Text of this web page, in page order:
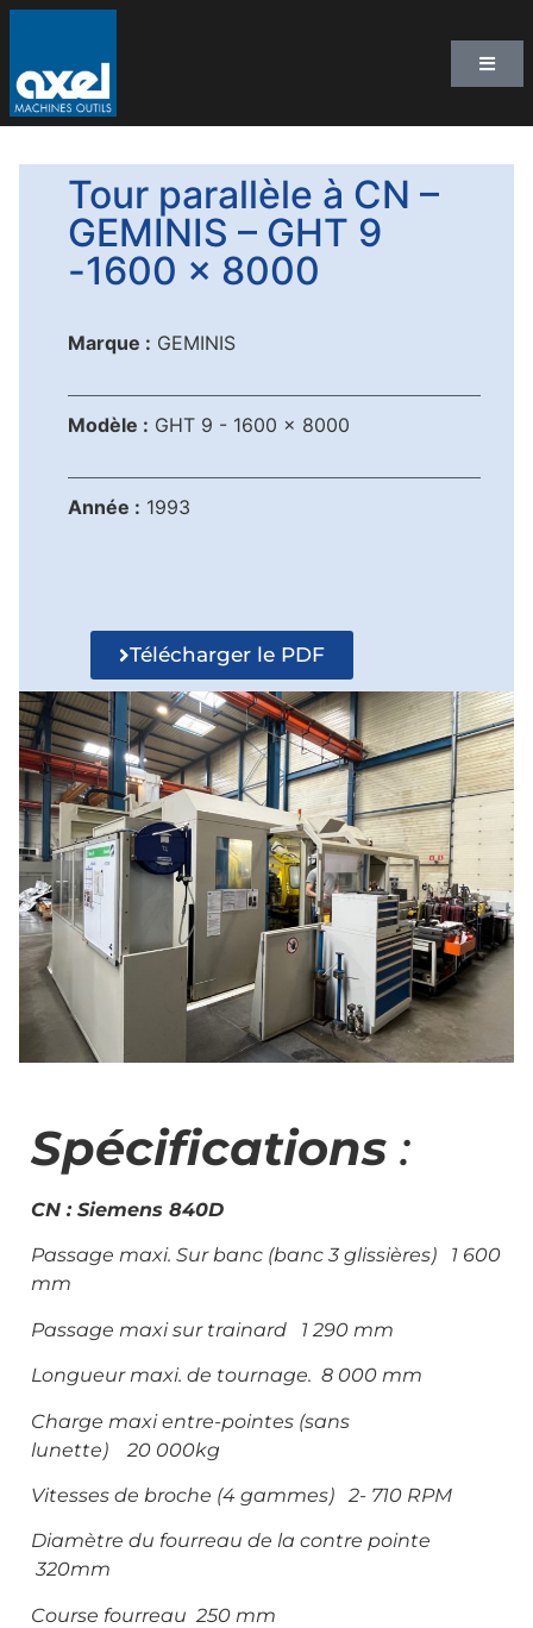
Tour parallèle à CN –
GEMINIS – GHT 9
-1600 x 8000
Marque : GEMINIS
Modèle : GHT 9 - 1600 x 8000
Année : 1993
Télécharger le PDF
Spécifications :
CN : Siemens 840D
Passage maxi. Sur banc (banc 3 glissières) 1 600
mm
Passage maxi sur trainard 1 290 mm
Longueur maxi. de tournage. 8 000 mm
Charge maxi entre-pointes (sans
lunette) 20 000kg
Vitesses de broche (4 gammes) 2- 710 RPM
Diamètre du fourreau de la contre pointe
320mm
Course fourreau 250 mm